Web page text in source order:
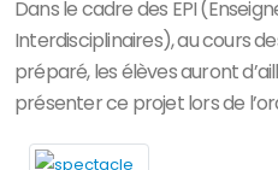
Dans le cadre des EPI
Interdisciplinaires), au cours
préparé, les élèves auront
présenter ce projet lors de